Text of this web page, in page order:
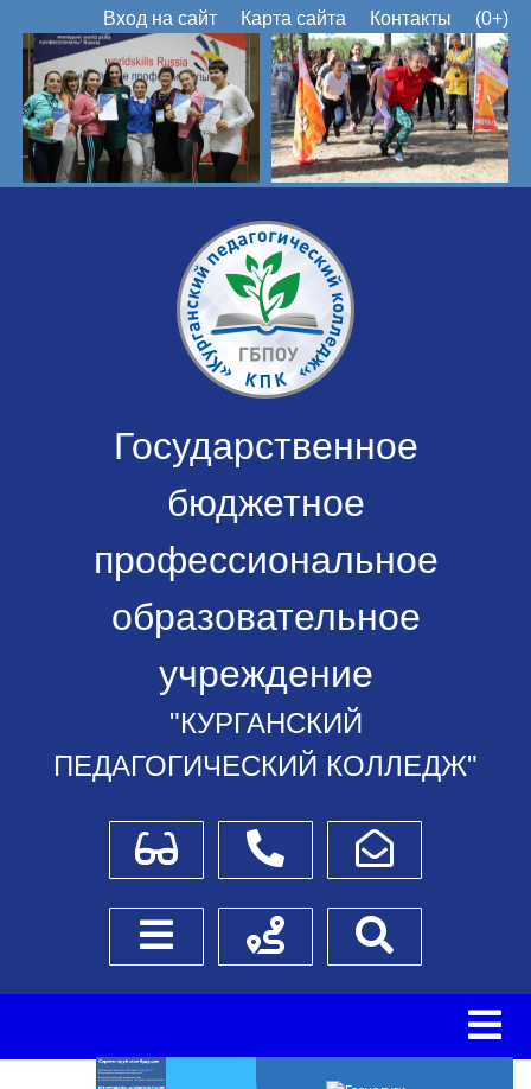
Вход на сайт Карта сайта Контакты (0+)
Государственное
бюджетное
профессиональное
образовательное
учреждение
"КУРГАНСКИЙ
ПЕДАГОГИЧЕСКИЙ КОЛЛЕДЖ"
Для слабовидящихТелефоныНаписать обращение
Боковое менюСхема проезда